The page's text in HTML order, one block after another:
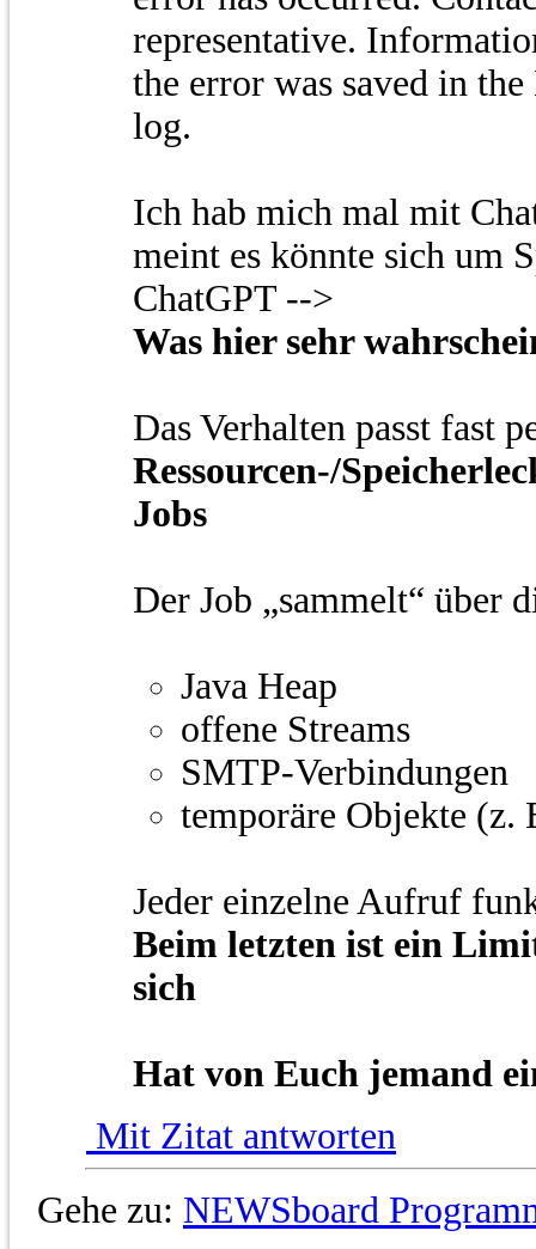
representative.
the error was saved in
log.
Ich hab mich mal mit
meint es könnte sich um
ChatGPT -->
Was hier sehr
Das Verhalten passt fast
Ressourcen-/
Jobs
Der Job „sammelt“ über
Java Heap
offene Streams
SMTP-Verbindungen
temporäre Objekte (z.
Jeder einzelne Aufruf
Beim letzten ist ein
sich
Hat von Euch jemand
Mit Zitat antworten
Gehe zu: NEWSboard